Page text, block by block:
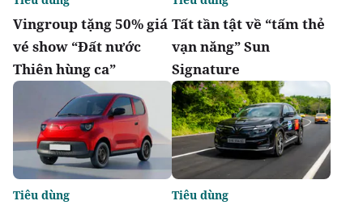
Vingroup tặng 50% giá
vé show “Đất nước
Thiên hùng ca”
Tất tần tật về “tấm thẻ
vạn năng” Sun
Signature
Tiêu dùng Tiêu dùng